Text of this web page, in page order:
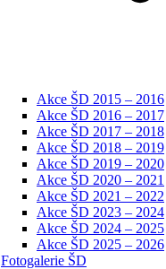
Akce ŠD 2015 – 2016
Akce ŠD 2016 – 2017
Akce ŠD 2017 – 2018
Akce ŠD 2018 – 2019
Akce ŠD 2019 – 2020
Akce ŠD 2020 – 2021
Akce ŠD 2021 – 2022
Akce ŠD 2023 – 2024
Akce ŠD 2024 – 2025
Akce ŠD 2025 – 2026
Fotogalerie ŠD